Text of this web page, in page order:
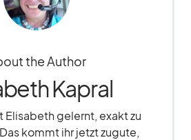
the Author
Kapral
Elisabeth gelernt, exakt zu
kommt ihr jetzt zugute,